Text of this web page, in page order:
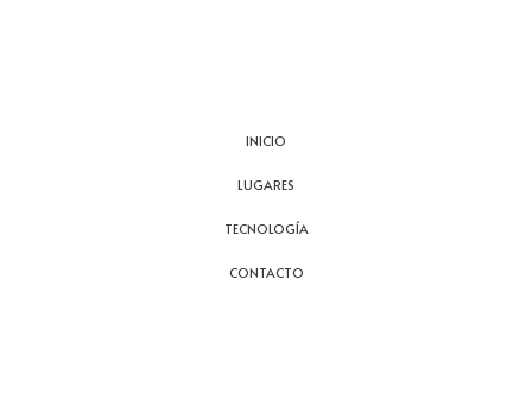
INICIO
LUGARES
TECNOLOGÍA
CONTACTO